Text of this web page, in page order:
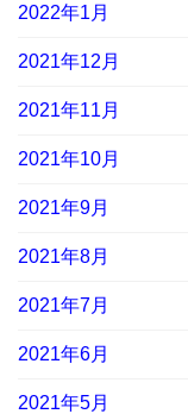
2022年1月
2021年12月
2021年11月
2021年10月
2021年9月
2021年8月
2021年7月
2021年6月
2021年5月